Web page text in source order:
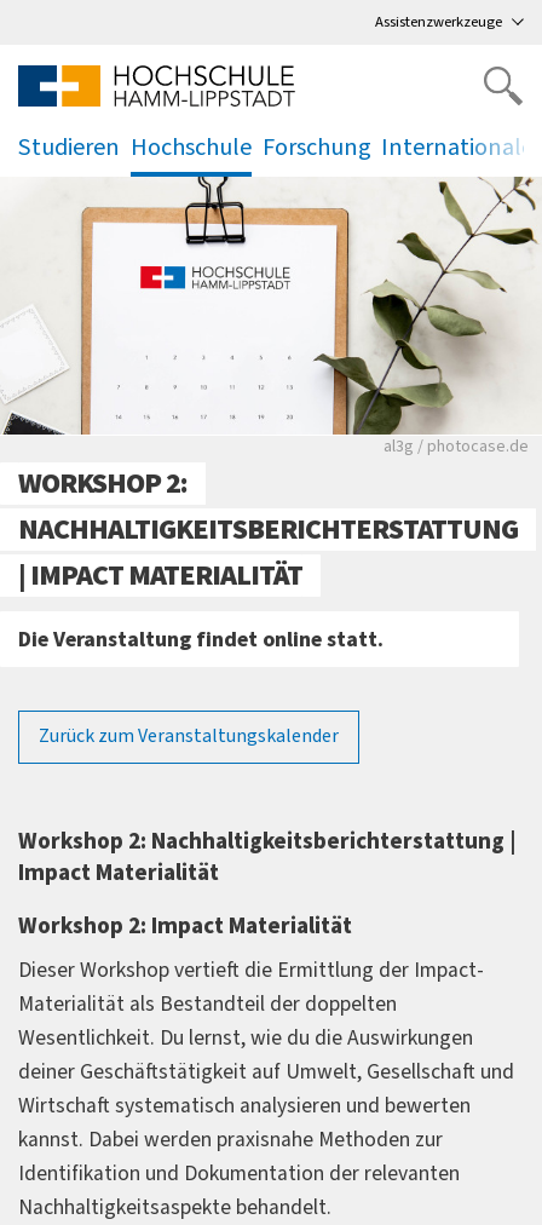
Assistenzwerkzeuge
Studieren Hochschule
.
Forschung
.
Rote leere
al3g / photocase.de
WORKSHOP 2:
NACHHALTIGKEITSBERICHTERSTATTUNG
| IMPACT MATERIALITÄT
Die Veranstaltung findet online statt.
Zurück zum Veranstaltungskalender
Workshop 2: Nachhaltigkeitsberichterstattung |
Impact Materialität
Workshop 2: Impact Materialität
Dieser Workshop vertieft die Ermittlung der Impact-
Materialität als Bestandteil der doppelten
Wesentlichkeit. Du lernst, wie du die Auswirkungen
deiner Geschäftstätigkeit auf Umwelt, Gesellschaft und
Wirtschaft systematisch analysieren und bewerten
kannst. Dabei werden praxisnahe Methoden zur
Identifikation und Dokumentation der relevanten
Nachhaltigkeitsaspekte behandelt.